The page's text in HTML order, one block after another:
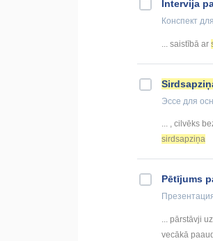
Intervija
Конспект
... saistībā ar
Эссе для
... , cilvēks
sirdsapziņa
Pētījums
... pārstāvji
vecākā